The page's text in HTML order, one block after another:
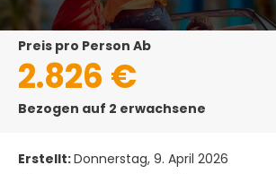
Preis pro Person Ab
2.826 €
Bezogen auf 2 erwachsene
Erstellt:Donnerstag, 9. April 2026